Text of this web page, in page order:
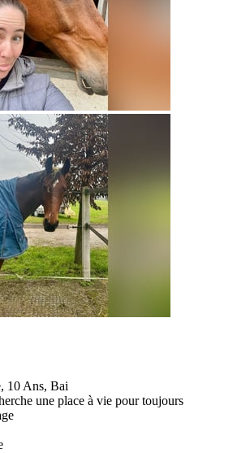
10 Ans, Bai
une place à vie pour toujours